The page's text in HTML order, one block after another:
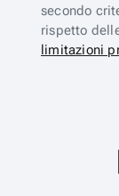
secondo
rispetto
limitazioni